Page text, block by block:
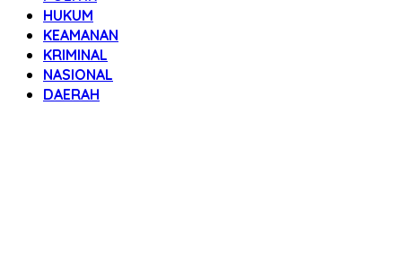
HUKUM
KEAMANAN
KRIMINAL
NASIONAL
DAERAH